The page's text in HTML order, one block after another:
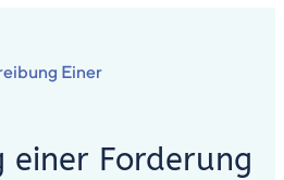
Einer
einer Forderung